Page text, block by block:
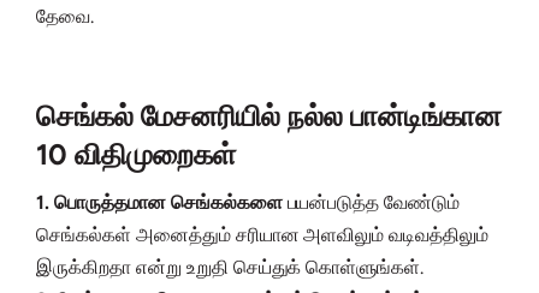
தேவை.
செங்கல் மேசனரியில் நல்ல பான்டிங்கான
10 விதிமுறைகள்
1. பொருத்தமான செங்கல்களைபயன்படுத்த வேண்டும்
செங்கல்கள் அனைத்தும் சரியான அளவிலும் வடிவத்திலும்
இருக்கிறதா என்று உறுதி செய்துக் கொள்ளுங்கள்.